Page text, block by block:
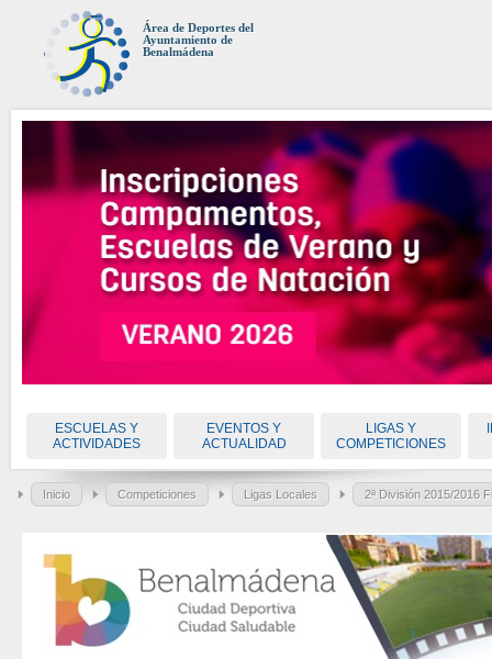
Área de Deportes del
Ayuntamiento de
Benalmádena
ESCUELAS Y
ACTIVIDADES
EVENTOS Y
ACTUALIDAD
LIGAS Y
COMPETICIONES
Inicio Competiciones Ligas Locales 2ª División 2015/2016